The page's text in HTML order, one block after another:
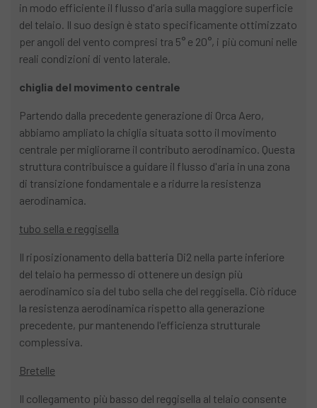
in modo efficiente il flusso d'aria sulla maggiore superficie
del telaio. Il suo design è stato specificamente ottimizzato
per angoli del vento compresi tra 5° e 20°, i più comuni nelle
reali condizioni di vento laterale.
chiglia del movimento centrale
Partendo dalla precedente generazione di Orca Aero,
abbiamo ampliato la chiglia situata sotto il movimento
centrale per migliorarne il contributo aerodinamico. Questa
struttura contribuisce a guidare il flusso d'aria in una zona
di transizione fondamentale e a ridurre la resistenza
aerodinamica.
tubo sella e reggisella
Il riposizionamento della batteria Di2 nella parte inferiore
del telaio ha permesso di ottenere un design più
aerodinamico sia del tubo sella che del reggisella. Ciò riduce
la resistenza aerodinamica rispetto alla generazione
precedente, pur mantenendo l'efficienza strutturale
complessiva.
Bretelle
Il collegamento più basso del reggisella al telaio consente